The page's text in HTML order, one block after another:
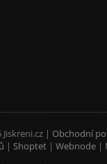
| Obchodní
| Shoptet | Webnode |